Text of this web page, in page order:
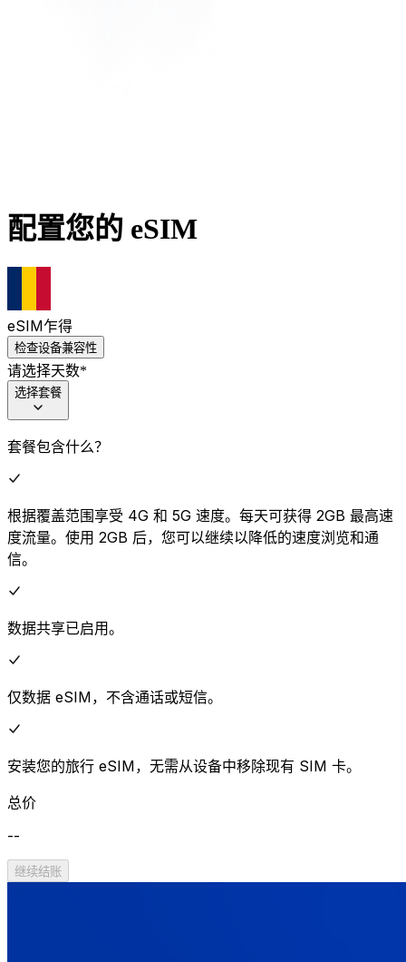
配置您的 eSIM
eSIM乍得
检查设备兼容性
请选择天数*
选择套餐
套餐包含什么？
根据覆盖范围享受 4G 和 5G 速度。每天可获得 2GB 最高速
度流量。使用 2GB 后，您可以继续以降低的速度浏览和通
信。
数据共享已启用。
仅数据 eSIM，不含通话或短信。
安装您的旅行 eSIM，无需从设备中移除现有 SIM 卡。
总价
--
继续结账